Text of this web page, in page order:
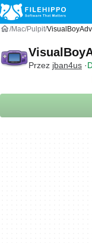
Mac Pulpit
Przez jban4us